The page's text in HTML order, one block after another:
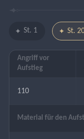
St. 1 St.
Angriff vor
Aufstieg
110
Material für den